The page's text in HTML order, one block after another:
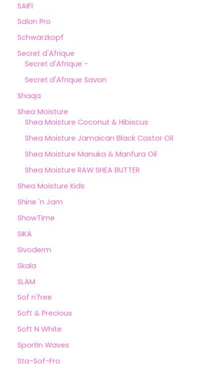
SAIFI
Salon Pro
Schwarzkopf
Secret d'Afrique
Secret d'Afrique -
Secret d'Afrique Savon
Shaqa
Shea Moisture
Shea Moisture Coconut & Hibiscus
Shea Moisture Jamaican Black Castor Oil
Shea Moisture Manuka & Manfura Oil
Shea Moisture RAW SHEA BUTTER
Shea Moisture Kids
Shine 'n Jam
ShowTime
SIKA
Sivoderm
Skala
SLAM
Sof n'free
Soft & Precious
Soft N White
Sportin Waves
Sta-Sof-Fro